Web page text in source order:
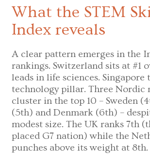
What the STEM
Index reveals
A clear pattern emerges in the
rankings. Switzerland sits at #1
leads in life sciences. Singapore
technology pillar. Three Nordic
cluster in the top 10 – Sweden
(5th) and Denmark (6th) –
modest size. The UK ranks 7th
placed G7 nation) while the
punches above its weight at